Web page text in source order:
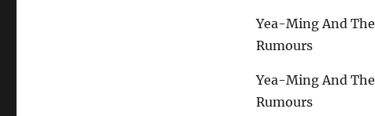
Yea-Ming And The
Rumours
Yea-Ming And The
Rumours